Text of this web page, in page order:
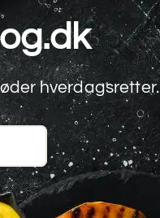
hverdagsretter.